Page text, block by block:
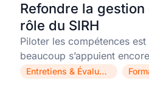
Refondre la
rôle du SIRH
Piloter les compétences
beaucoup s’appuient
Entretiens & Évaluations ,